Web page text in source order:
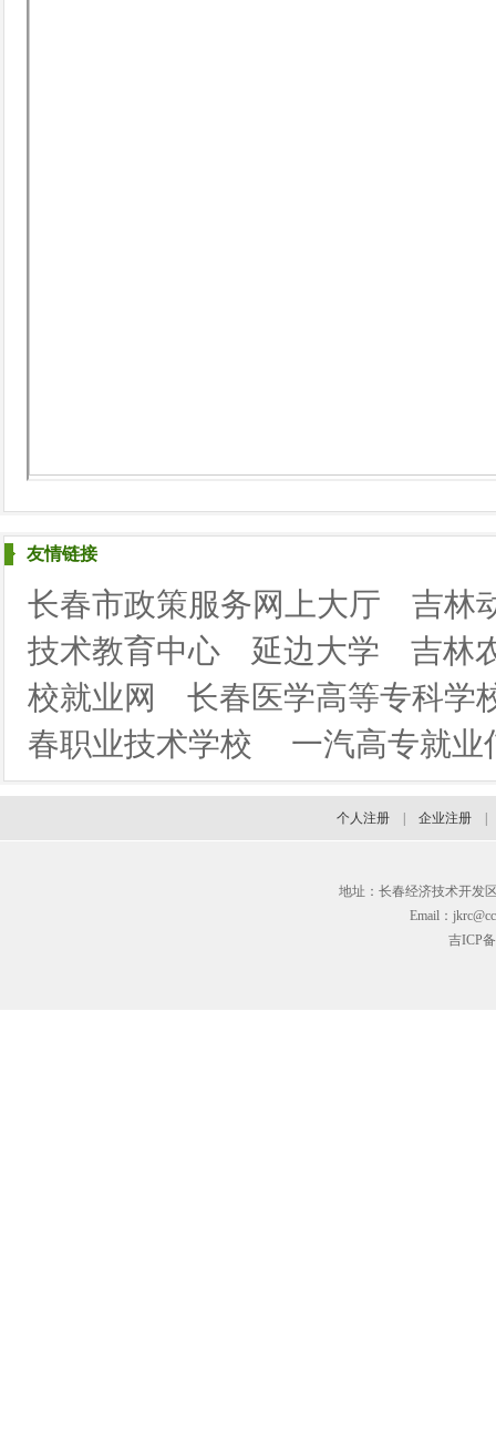
友情链接
长春市政策服务网上大厅
吉林
技术教育中心
延边大学
吉林
校就业网
长春医学高等专科学
春职业技术学校
一汽高专就业
个人注册 企业注册
地址：长春经济技术开发
Email：
吉ICP